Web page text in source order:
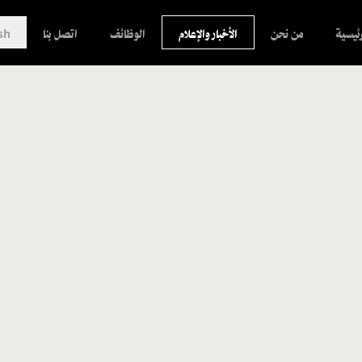
من نحن الأخبار والإعلام الوظائف اتصل بنا